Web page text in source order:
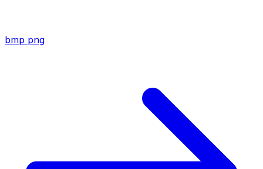
bmp png